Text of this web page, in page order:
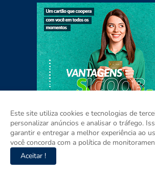
Este site utiliza cookies e tecnologias de
personalizar anúncios e analisar o tráfego.
garantir e entregar a melhor experiência ao
você concorda com a política de
Aceitar !